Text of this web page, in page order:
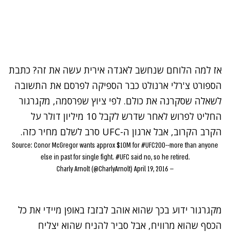
אז למה הלוחם שנחשב לאגדה אירית עשה את זה? כתבת
הספורט צ'רלי ארנולט כבר הספיקה לפרסם את התשובה
לשאלה שסקרנה את כולם. לפי ציוץ שפרסמה, מקגרגור
החליט לפרוש לאחר שדרש לקבל 10 מיליון דולר על
הקרב הקרוב, אבל ארגון ה-UFC סרב לשלם מחיר כזה.
Source: Conor McGregor wants approx $10M for#UFC200--more than anyone
else in past for single fight. #UFC said no, so he retired.
— Charly Arnolt (@CharlyArnolt)
April 19, 2016
מקגרגור ידוע בכך שהוא אוהב לבזבז באופן מיידי את כל
הכסף שהוא מרוויח, אבל סביר להניח שהוא יצליח